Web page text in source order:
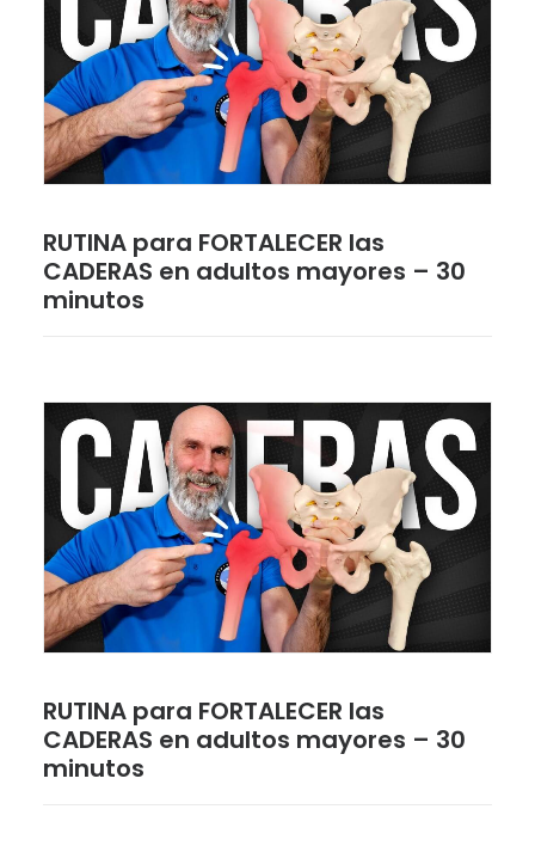
RUTINA para FORTALECER las
CADERAS en adultos mayores – 30
minutos
RUTINA para FORTALECER las
CADERAS en adultos mayores – 30
minutos